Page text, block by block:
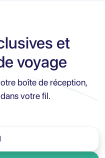
et
voyage
boîte de réception,
votre fil.